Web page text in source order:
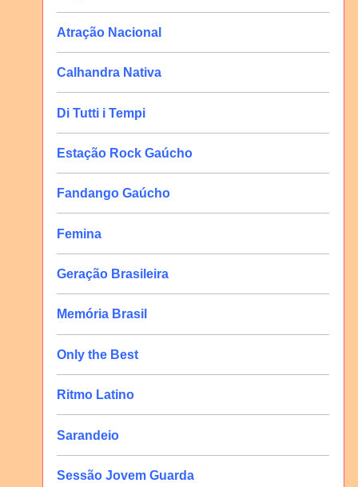
Atração Nacional
Calhandra Nativa
Di Tutti i Tempi
Estação Rock Gaúcho
Fandango Gaúcho
Femina
Geração Brasileira
Memória Brasil
Only the Best
Ritmo Latino
Sarandeio
Sessão Jovem Guarda